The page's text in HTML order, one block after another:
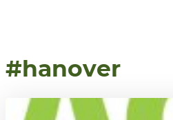
#hanover